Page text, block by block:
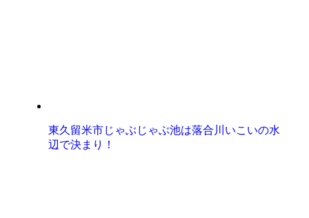
東久留米市じゃぶじゃぶ池は落合川いこいの水
辺で決まり！